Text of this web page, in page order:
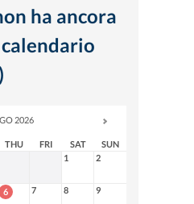
ha ancora
2026
THU FRI SAT
SUN
1
2
6 7 8 9